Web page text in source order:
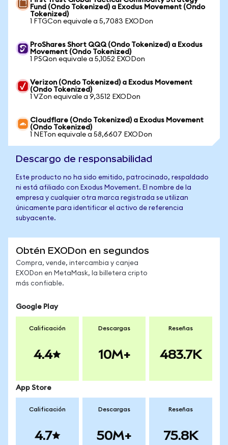
Fund (Ondo Tokenized) a Exodus Movement (Ondo
Tokenized)
1 FTGCon equivale a 5,7083 EXODon
ProShares Short QQQ (Ondo Tokenized) a Exodus
Movement (Ondo Tokenized)
1 PSQon equivale a 5,1052 EXODon
Verizon (Ondo Tokenized) a Exodus Movement
(Ondo Tokenized)
1 VZon equivale a 9,3512 EXODon
Cloudflare (Ondo Tokenized) a Exodus Movement
(Ondo Tokenized)
1 NETon equivale a 58,6607 EXODon
Descargo de responsabilidad
Este producto no ha sido emitido, patrocinado, respaldado
ni está afiliado con Exodus Movement. El nombre de la
empresa y cualquier otra marca registrada se utilizan
únicamente para identificar el activo de referencia
subyacente.
Obtén EXODon en segundos
Compra, vende, intercambia y canjea
EXODon en MetaMask, la billetera cripto
más confiable.
Google Play
Calificación
4.4
Descargas
10M+
Reseñas
483.7K
App Store
Calificación
4.7
Descargas
50M+
Reseñas
75.8K